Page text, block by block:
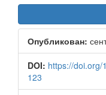
Боковая
панель
статьи
Опубликован:
DOI: https://
123